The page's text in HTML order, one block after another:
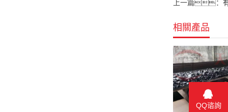
上一篇：
相關產品
QQ谘詢